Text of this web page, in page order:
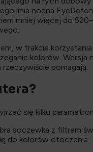
linia nocna
mniej więcej do
w trakcie
kolorów.
pomagają.
się kilku
soczewka z filtrem
do kolorów otoczenia.